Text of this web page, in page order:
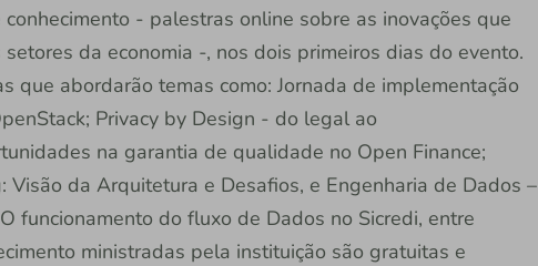
- palestras online sobre as inovações que
da economia -, nos dois primeiros dias do evento.
que abordarão temas como: Jornada de implementação
Privacy by Design - do legal ao
na garantia de qualidade no Open Finance;
Visão da Arquitetura e Desafios, e Engenharia de Dados –
funcionamento do fluxo de Dados no Sicredi, entre
ministradas pela instituição são gratuitas e